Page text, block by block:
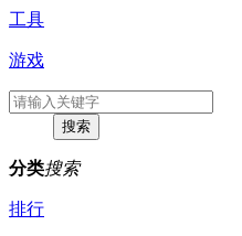
工具
游戏
分类搜索
排行